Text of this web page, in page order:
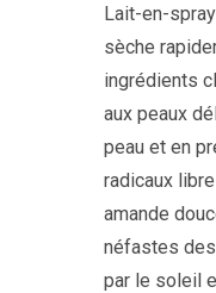
Lait-en-
sèche
ingrédients
aux peaux
peau et en
radicaux
amande
néfastes
par le soleil